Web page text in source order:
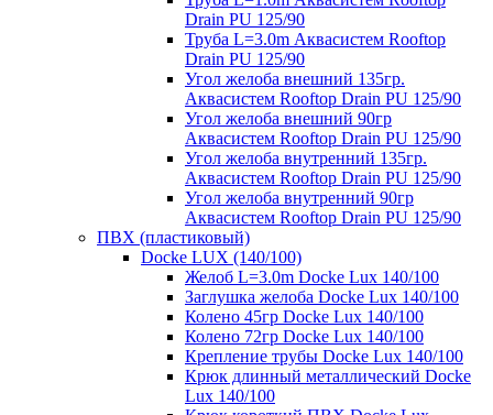
Drain PU 125/90
Труба L=3.0m Аквасистем Rooftop
Drain PU 125/90
Угол желоба внешний 135гр.
Аквасистем Rooftop Drain PU 125/90
Угол желоба внешний 90гр
Аквасистем Rooftop Drain PU 125/90
Угол желоба внутренний 135гр.
Аквасистем Rooftop Drain PU 125/90
Угол желоба внутренний 90гр
Аквасистем Rooftop Drain PU 125/90
ПВХ (пластиковый)
Docke LUX (140/100)
Желоб L=3.0m Docke Lux 140/100
Заглушка желоба Docke Lux 140/100
Колено 45гр Docke Lux 140/100
Колено 72гр Docke Lux 140/100
Крепление трубы Docke Lux 140/100
Крюк длинный металлический Docke
Lux 140/100